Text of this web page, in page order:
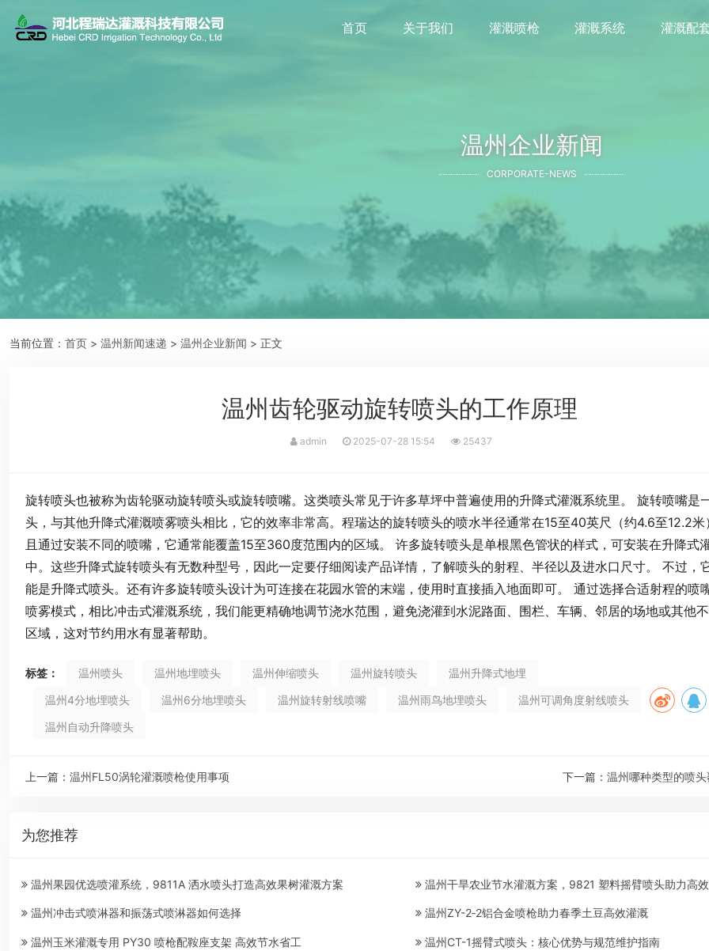
首页 关于我们 灌溉喷枪 灌溉系统 灌溉配
温州企业新闻
CORPORATE-NEWS
当前位置： 首页 > 温州新闻速递 > 温州企业新闻 > 正文
温州齿轮驱动旋转喷头的工作原理
admin 2025-07-28 15:54 25437
旋转喷头也被称为齿轮驱动旋转喷头或旋转喷嘴。这类喷头常见于许多草坪中普遍使用的升降式灌溉系统里。 旋转喷嘴是
头，与其他升降式灌溉喷雾喷头相比，它的效率非常高。程瑞达的旋转喷头的喷水半径通常在15至40英尺（约4.6至12.2米
且通过安装不同的喷嘴，它通常能覆盖15至360度范围内的区域。 许多旋转喷头是单根黑色管状的样式，可安装在升降式
中。这些升降式旋转喷头有无数种型号，因此一定要仔细阅读产品详情，了解喷头的射程、半径以及进水口尺寸。 不过，
能是升降式喷头。还有许多旋转喷头设计为可连接在花园水管的末端，使用时直接插入地面即可。 通过选择合适射程的喷
喷雾模式，相比冲击式灌溉系统，我们能更精确地调节浇水范围，避免浇灌到水泥路面、围栏、车辆、邻居的场地或其他
区域，这对节约用水有显著帮助。
标签： 温州喷头 温州地埋喷头 温州伸缩喷头 温州旋转喷头
温州升降式地埋
温州4分地埋喷头
温州6分地埋喷头 温州旋转射线喷嘴 温州雨鸟地埋喷头
温州可调角度射线喷头
温州自动升降喷头
上一篇： 温州FL50涡轮灌溉喷枪使用事项 下一篇： 温州哪种类型的喷
为您推荐
温州果园优选喷灌系统，9811A 洒水喷头打造高效果树灌溉方案 温州干旱农业节水灌溉方案，9821 塑料摇臂喷头助力高
温州冲击式喷淋器和振荡式喷淋器如何选择 温州ZY-2‑2铝合金喷枪助力春季土豆高效灌溉
温州玉米灌溉专用 PY30 喷枪配鞍座支架 高效节水省工 温州CT-1摇臂式喷头：核心优势与规范维护指南